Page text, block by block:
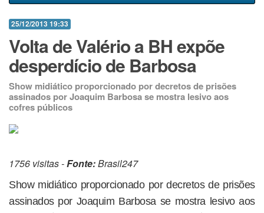
25/12/2013 19:33
Volta de Valério a BH expõe
desperdício de Barbosa
Show midiático proporcionado por decretos de prisões
assinados por Joaquim Barbosa se mostra lesivo aos
cofres públicos
1756 visitas -Fonte:Brasil247
Show midiático proporcionado por decretos de prisões
assinados por Joaquim Barbosa se mostra lesivo aos